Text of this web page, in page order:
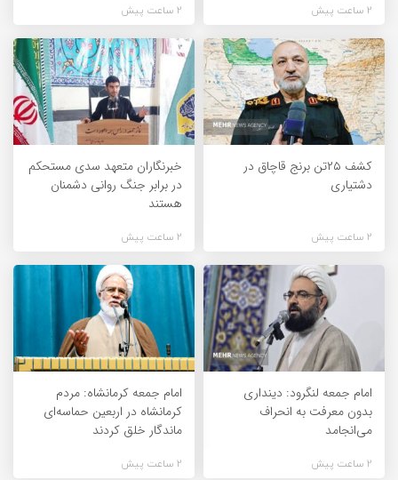
2 ساعت پیش 2 ساعت پیش
کشف ۲۵تن برنج قاچاق در
دشتیاری
2 ساعت پیش
خبرنگاران متعهد سدی مستحکم
در برابر جنگ روانی دشمنان
هستند
2 ساعت پیش
امام جمعه لنگرود: دینداری
بدون معرفت به انحراف
می‌انجامد
2 ساعت پیش
امام جمعه کرمانشاه: مردم
کرمانشاه در اربعین حماسه‌ای
ماندگار خلق کردند
2 ساعت پیش